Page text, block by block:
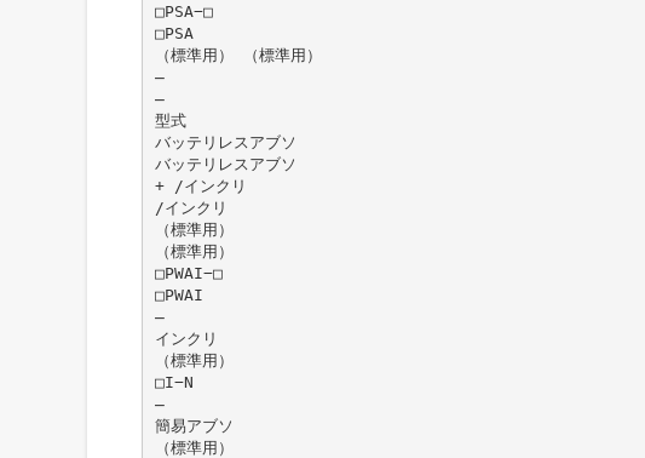
□PSA−□
□PSA
（標準用） （標準用）
̶
̶
型式
バッテリレスアブソ
バッテリレスアブソ
+ /インクリ
/インクリ
（標準用）
（標準用）
□PWAI−□
□PWAI
̶
インクリ
（標準用）
□I−N
̶
簡易アブソ
（標準用）